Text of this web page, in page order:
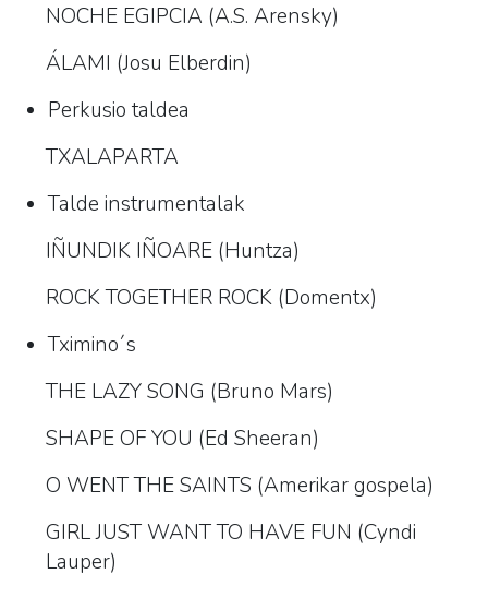
NOCHE EGIPCIA (A.S. Arensky)
ÁLAMI (Josu Elberdin)
Perkusio taldea
TXALAPARTA
Talde instrumentalak
IÑUNDIK IÑOARE (Huntza)
ROCK TOGETHER ROCK (Domentx)
Tximino´s
THE LAZY SONG (Bruno Mars)
SHAPE OF YOU (Ed Sheeran)
O WENT THE SAINTS (Amerikar gospela)
GIRL JUST WANT TO HAVE FUN (Cyndi
Lauper)